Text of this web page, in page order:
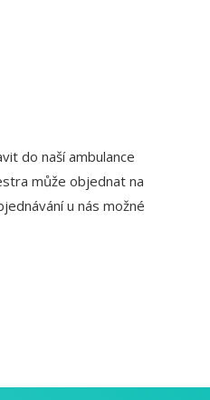
do naší ambulance
může objednat na
u nás možné